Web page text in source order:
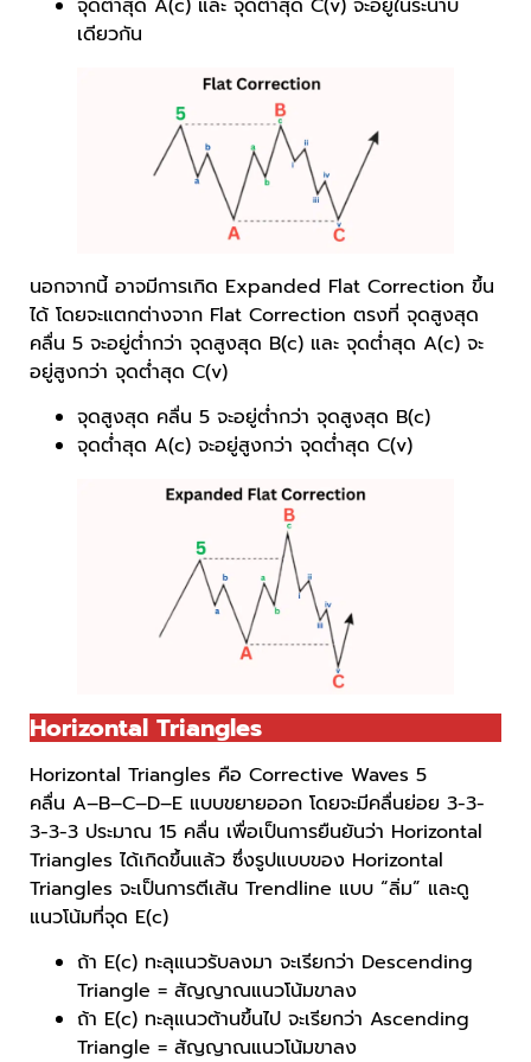
จุดต่ำสุด A(c) และ จุดต่ำสุด C(v) จะอยู่ในระนาบ
เดียวกัน
นอกจากนี้ อาจมีการเกิด Expanded Flat Correction ขึ้น
ได้ โดยจะแตกต่างจาก Flat Correction ตรงที่ จุดสูงสุด
คลื่น 5 จะอยู่ต่ำกว่า จุดสูงสุด B(c) และ จุดต่ำสุด A(c) จะ
อยู่สูงกว่า จุดต่ำสุด C(v)
จุดสูงสุด คลื่น 5 จะอยู่ต่ำกว่า จุดสูงสุด B(c)
จุดต่ำสุด A(c) จะอยู่สูงกว่า จุดต่ำสุด C(v)
Horizontal Triangles
Horizontal Triangles คือ Corrective Waves 5
คลื่น A–B–C–D–E แบบขยายออก โดยจะมีคลื่นย่อย 3-3-
3-3-3 ประมาณ 15 คลื่น เพื่อเป็นการยืนยันว่า Horizontal
Triangles ได้เกิดขึ้นแล้ว ซึ่งรูปแบบของ Horizontal
Triangles จะเป็นการตีเส้น Trendline แบบ “ลิ่ม” และดู
แนวโน้มที่จุด E(c)
ถ้า E(c) ทะลุแนวรับลงมา จะเรียกว่า Descending
Triangle = สัญญาณแนวโน้มขาลง
ถ้า E(c) ทะลุแนวต้านขึ้นไป จะเรียกว่า Ascending
Triangle = สัญญาณแนวโน้มขาลง